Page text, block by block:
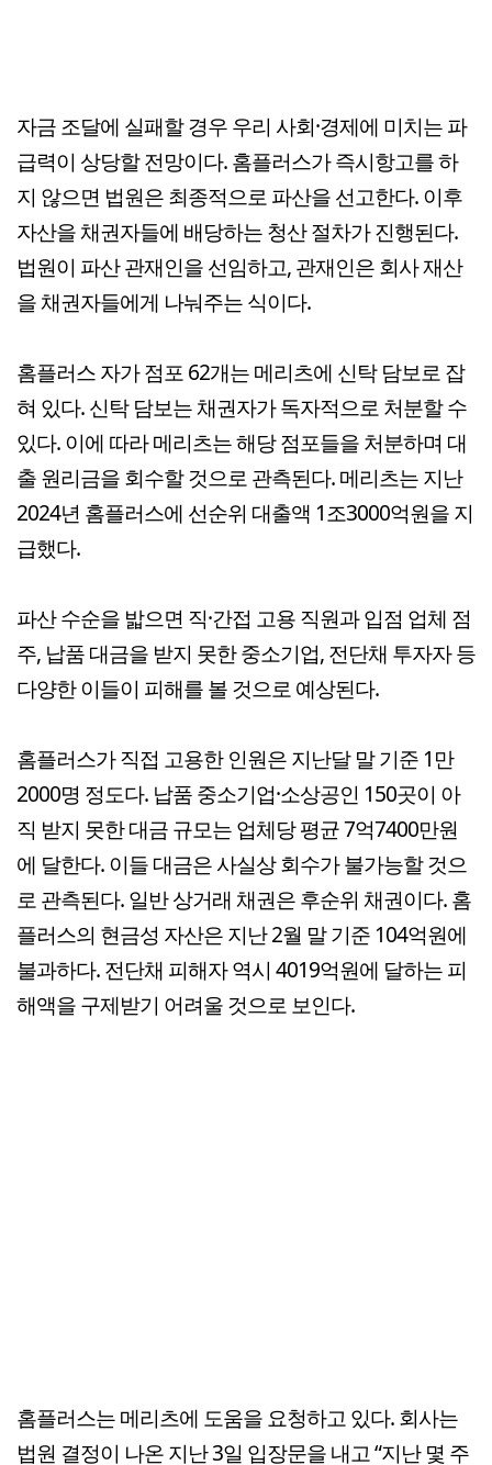
자금 조달에 실패할 경우 우리 사회·경제에 미치는 파
급력이 상당할 전망이다. 홈플러스가 즉시항고를 하
지 않으면 법원은 최종적으로 파산을 선고한다. 이후
자산을 채권자들에 배당하는 청산 절차가 진행된다.
법원이 파산 관재인을 선임하고, 관재인은 회사 재산
을 채권자들에게 나눠주는 식이다.
홈플러스 자가 점포 62개는 메리츠에 신탁 담보로 잡
혀 있다. 신탁 담보는 채권자가 독자적으로 처분할 수
있다. 이에 따라 메리츠는 해당 점포들을 처분하며 대
출 원리금을 회수할 것으로 관측된다. 메리츠는 지난
2024년 홈플러스에 선순위 대출액 1조3000억원을 지
급했다.
파산 수순을 밟으면 직·간접 고용 직원과 입점 업체 점
주, 납품 대금을 받지 못한 중소기업, 전단채 투자자 등
다양한 이들이 피해를 볼 것으로 예상된다.
홈플러스가 직접 고용한 인원은 지난달 말 기준 1만
2000명 정도다. 납품 중소기업·소상공인 150곳이 아
직 받지 못한 대금 규모는 업체당 평균 7억7400만원
에 달한다. 이들 대금은 사실상 회수가 불가능할 것으
로 관측된다. 일반 상거래 채권은 후순위 채권이다. 홈
플러스의 현금성 자산은 지난 2월 말 기준 104억원에
불과하다. 전단채 피해자 역시 4019억원에 달하는 피
해액을 구제받기 어려울 것으로 보인다.
홈플러스는 메리츠에 도움을 요청하고 있다. 회사는
법원 결정이 나온 지난 3일 입장문을 내고 “지난 몇 주